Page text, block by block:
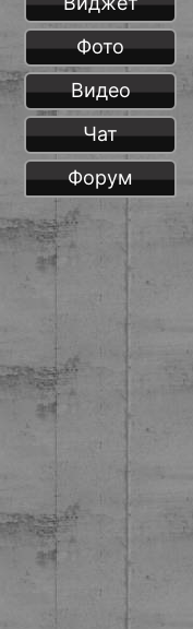
Фото
Видео
Чат
Форум